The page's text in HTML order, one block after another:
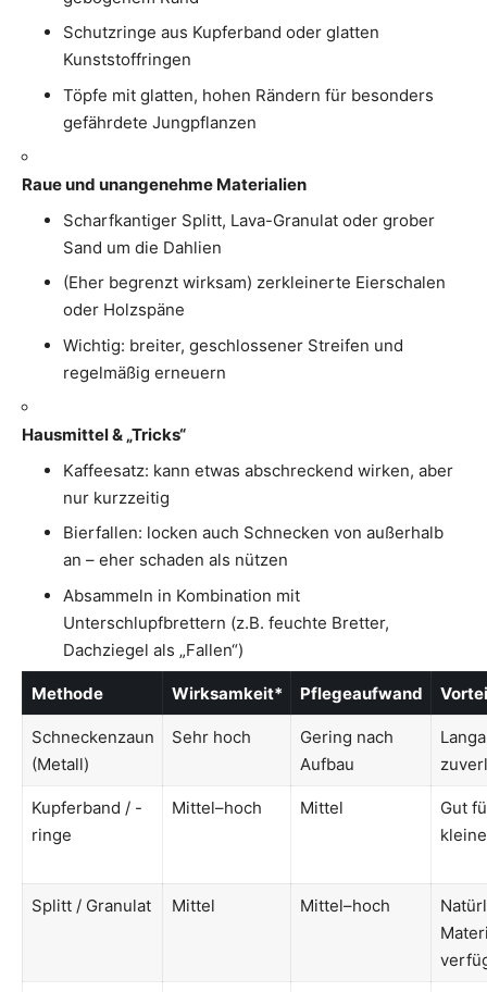
Schutzringe aus Kupferband oder glatten
Kunststoffringen
Töpfe mit glatten, hohen Rändern für besonders
gefährdete Jungpflanzen
Raue und unangenehme Materialien
Scharfkantiger Splitt, Lava-Granulat oder grober
Sand um die Dahlien
(Eher begrenzt wirksam) zerkleinerte Eierschalen
oder Holzspäne
Wichtig: breiter, geschlossener Streifen und
regelmäßig erneuern
Hausmittel & „Tricks“
Kaffeesatz: kann etwas abschreckend wirken, aber
nur kurzzeitig
Bierfallen: locken auch Schnecken von außerhalb
an – eher schaden als nützen
Absammeln in Kombination mit
Unterschlupfbrettern (z.B. feuchte Bretter,
Dachziegel als „Fallen“)
Methode Wirksamkeit* Pflegeaufwand
Schneckenzaun
(Metall)
Sehr hoch
Gering nach
Aufbau
Kupferband / -
ringe
Mittel–hoch Mittel
Gut
Splitt / Granulat Mittel Mittel–hoch